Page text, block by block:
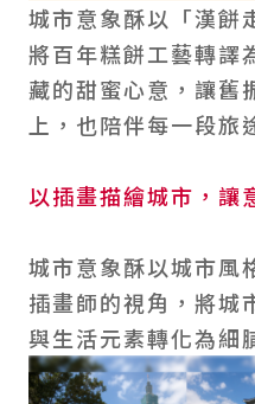
城市意象酥以「漢餅
將百年糕餅工藝轉譯
藏的甜蜜心意，讓舊
上，也陪伴每一段旅
以插畫描繪城市，讓
城市意象酥以城市風
插畫師的視角，將城
與生活元素轉化為細